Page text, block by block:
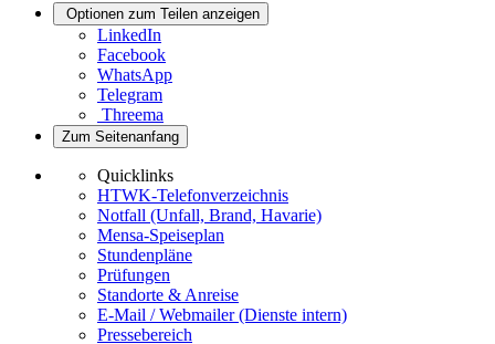
Optionen zum Teilen anzeigen
LinkedIn
Facebook
WhatsApp
Telegram
Threema
Zum Seitenanfang
Quicklinks
HTWK-Telefonverzeichnis
Notfall (Unfall, Brand, Havarie)
Mensa-Speiseplan
Stundenpläne
Prüfungen
Standorte & Anreise
E-Mail / Webmailer (Dienste intern)
Pressebereich